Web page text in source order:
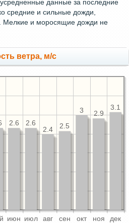
данные за последние
средние и сильные дожди,
Мелкие и моросящие дожди не
ветра, м/с
июн июл авг сен окт ноя дек
3.1
2.9
3
2.5
2.4
2.6
2.6